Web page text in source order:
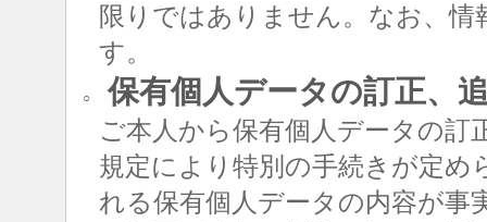
限りではありません。なお、
す。
○ 保有個人データの訂正、
ご本人から保有個人データの訂
規定により特別の手続きが定め
れる保有個人データの内容が事